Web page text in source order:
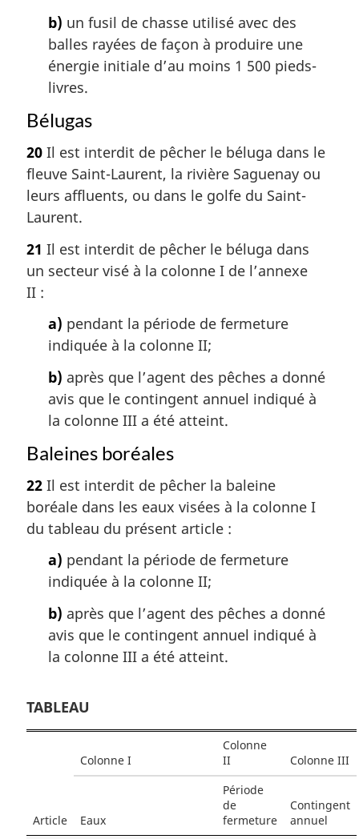
b) un fusil de chasse utilisé avec des
balles rayées de façon à produire une
énergie initiale d’au moins 1 500 pieds-
livres.
Bélugas
20 Il est interdit de pêcher le béluga dans le
fleuve Saint-Laurent, la rivière Saguenay ou
leurs affluents, ou dans le golfe du Saint-
Laurent.
21 Il est interdit de pêcher le béluga dans
un secteur visé à la colonne I de l’annexe
II :
a) pendant la période de fermeture
indiquée à la colonne II;
b) après que l’agent des pêches a donné
avis que le contingent annuel indiqué à
la colonne III a été atteint.
Baleines boréales
22 Il est interdit de pêcher la baleine
boréale dans les eaux visées à la colonne I
du tableau du présent article :
a) pendant la période de fermeture
indiquée à la colonne II;
b) après que l’agent des pêches a donné
avis que le contingent annuel indiqué à
la colonne III a été atteint.
TABLEAU
Article
Colonne I
Colonne
II
Colonne III
Eaux
Période
de
fermeture
Contingent
annuel